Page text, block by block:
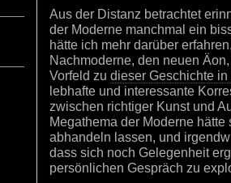
Aus der Distanz betrachtet
der Moderne manchmal ein
hätte ich mehr darüber
Nachmoderne, den neuen
Vorfeld zu dieser Geschichte
lebhafte und interessante
zwischen richtiger Kunst und
Megathema der Moderne
abhandeln lassen, und
dass sich noch Gelegenheit
persönlichen Gespräch zu